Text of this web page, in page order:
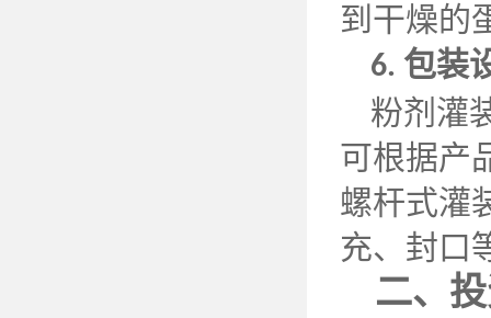
到干燥的
6. 包装
粉剂灌
可根据产
螺杆式灌
充、封口
二、